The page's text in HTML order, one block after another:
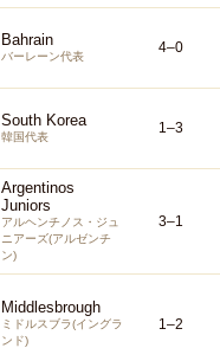
Bahrain
バーレーン代表
4–0
South Korea
韓国代表
1–3
Argentinos
Juniors
アルヘンチノス・ジュ
ニアーズ(アルゼンチ
ン)
3–1
Middlesbrough
ミドルスブラ(イングラ
ンド)
1–2